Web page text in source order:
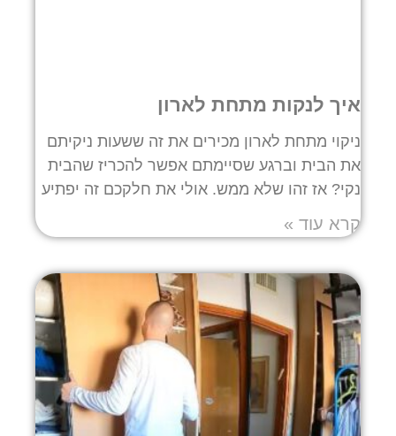
איך לנקות מתחת לארון
ניקוי מתחת לארון מכירים את זה ששעות ניקיתם
את הבית וברגע שסיימתם אפשר להכריז שהבית
נקי? אז זהו שלא ממש. אולי את חלקכם זה יפתיע
קרא עוד »